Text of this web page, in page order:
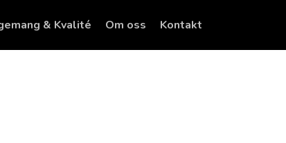
& Kvalité Om oss Kontakt